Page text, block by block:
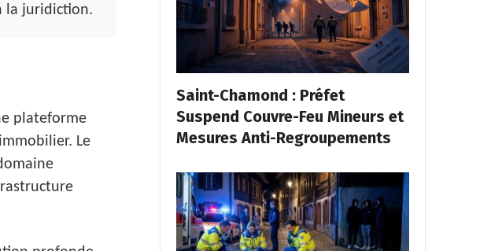
la juridiction.
plateforme
Le
Saint-Chamond : Préfet
Suspend Couvre-Feu Mineurs et
Mesures Anti-Regroupements